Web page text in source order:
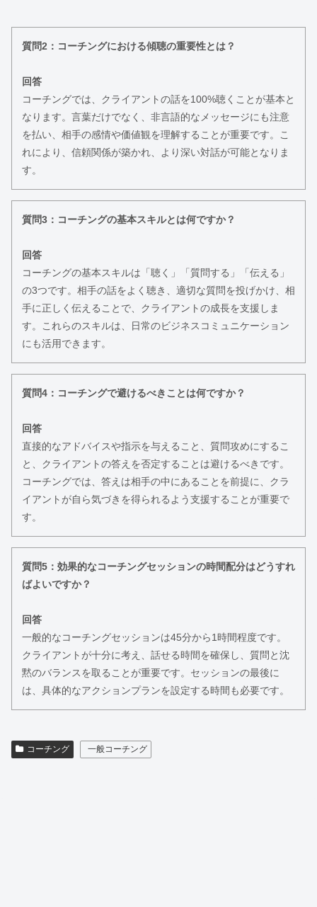
質問2：コーチングにおける傾聴の重要性とは？
回答
コーチングでは、クライアントの話を100%聴くことが基本と
なります。言葉だけでなく、非言語的なメッセージにも注意
を払い、相手の感情や価値観を理解することが重要です。こ
れにより、信頼関係が築かれ、より深い対話が可能となりま
す。
質問3：コーチングの基本スキルとは何ですか？
回答
コーチングの基本スキルは「聴く」「質問する」「伝える」
の3つです。相手の話をよく聴き、適切な質問を投げかけ、相
手に正しく伝えることで、クライアントの成長を支援しま
す。これらのスキルは、日常のビジネスコミュニケーション
にも活用できます。
質問4：コーチングで避けるべきことは何ですか？
回答
直接的なアドバイスや指示を与えること、質問攻めにするこ
と、クライアントの答えを否定することは避けるべきです。
コーチングでは、答えは相手の中にあることを前提に、クラ
イアントが自ら気づきを得られるよう支援することが重要で
す。
質問5：効果的なコーチングセッションの時間配分はどうすれ
ばよいですか？
回答
一般的なコーチングセッションは45分から1時間程度です。
クライアントが十分に考え、話せる時間を確保し、質問と沈
黙のバランスを取ることが重要です。セッションの最後に
は、具体的なアクションプランを設定する時間も必要です。
コーチング 一般コーチング